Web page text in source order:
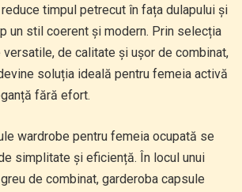
timpul petrecut în fața dulapului și
un stil coerent și modern. Prin selecția
de calitate și ușor de combinat,
soluția ideală pentru femeia activă
fără efort.
wardrobe pentru femeia ocupată se
simplitate și eficiență. În locul unui
de combinat, garderoba capsule